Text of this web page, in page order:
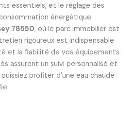
essentiels, et le réglage des
énergétique
78550, où le parc immobilier est
rigoureux est indispensable
et la fiabilité de vos équipements.
assurent un suivi personnalisé et
profiter d’une eau chaude